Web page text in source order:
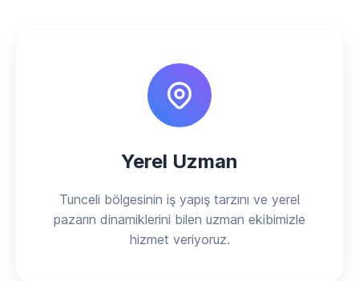
Yerel Uzman
Tunceli bölgesinin iş yapış tarzını ve yerel
pazarın dinamiklerini bilen uzman ekibimizle
hizmet veriyoruz.